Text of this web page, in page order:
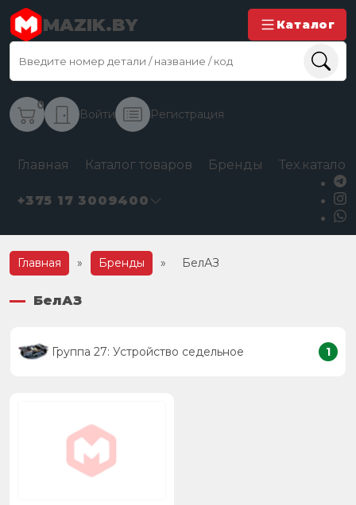
MAZIK.BY Каталог
0
Войти Регистрация
Главная Каталог товаров Бренды
+375 17 3009400
Главная » Бренды » БелАЗ
БелАЗ
Группа 27: Устройство седельное 1